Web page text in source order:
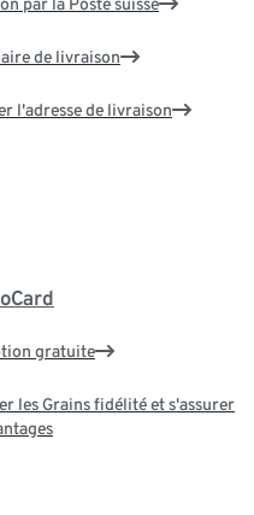
de livraison
l'adresse de livraison
gratuite
les Grains fidélité et s'assurer